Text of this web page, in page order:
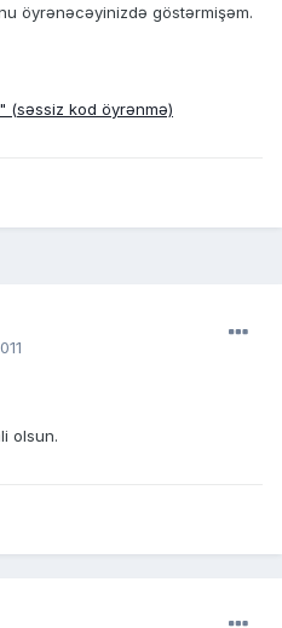
öyrənəcəyinizdə göstərmişəm.
(səssiz kod öyrənmə)
olsun.